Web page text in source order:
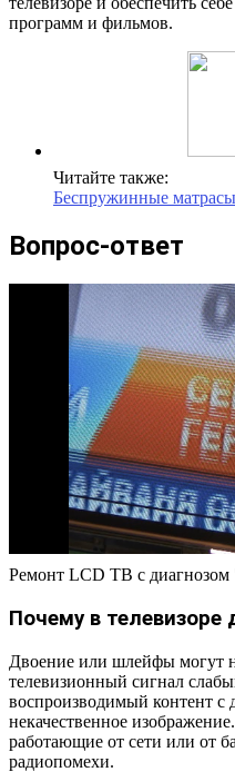
программ и фильмов.
Читайте также:
Беспружинные
Вопрос-ответ
Ремонт LCD ТВ с диагнозом
Почему в телевизоре
Двоение или шлейфы могут
телевизионный сигнал
воспроизводимый контент с
некачественное
работающие от сети или от
радиопомехи.